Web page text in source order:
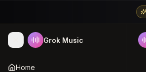
Grok Music
Home